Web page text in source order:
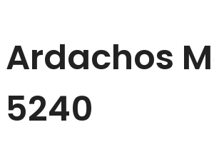
Ardachos
5240